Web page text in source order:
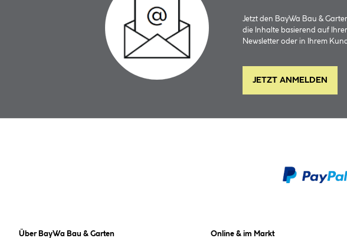
Jetzt den BayWa Bau &
die Inhalte basierend auf
Newsletter oder in Ihrem
JETZT ANMELDEN
Über BayWa Bau & Garten Online & im Markt